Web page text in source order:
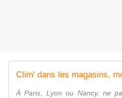
À Paris, Lyon ou Nancy, ne